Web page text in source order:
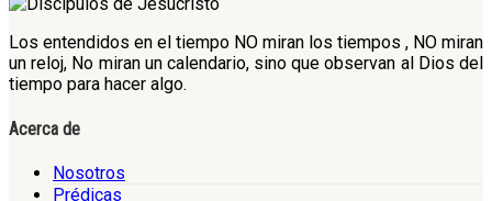
Los entendidos en el tiempo NO miran los tiempos , NO miran
un reloj, No miran un calendario, sino que observan al Dios del
tiempo para hacer algo.
Acerca de
Nosotros
Prédicas